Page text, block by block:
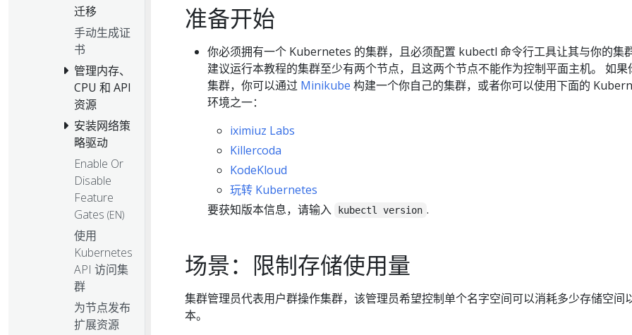
迁移
手动生成证
书
管理内存、
CPU 和 API
资源
安装网络策
略驱动
Enable Or
Disable
Feature
Gates (EN)
使用
Kubernetes
API 访问集
群
为节点发布
扩展资源
准备开始
你必须拥有一个 Kubernetes 的集群，且必须配置 kubectl 命令行工具让其与你的集
建议运行本教程的集群至少有两个节点，且这两个节点不能作为控制平面主机。 如果
集群，你可以通过 Minikube 构建一个你自己的集群，或者你可以使用下面的
环境之一：
iximiuz Labs
Killercoda
KodeKloud
玩转 Kubernetes
要获知版本信息，请输入
kubectl version .
场景：限制存储使用量
集群管理员代表用户群操作集群，该管理员希望控制单个名字空间可以消耗多少存储空间
本。